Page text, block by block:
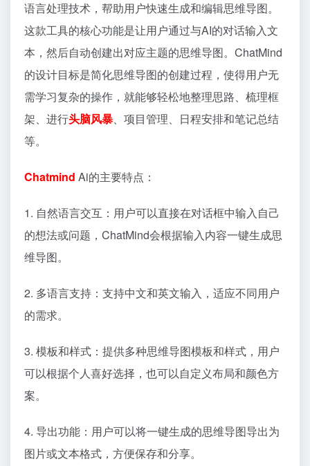
语言处理技术，帮助用户快速生成和编辑思维导图。
这款工具的核心功能是让用户通过与AI的对话输入文
本，然后自动创建出对应主题的思维导图。ChatMind
的设计目标是简化思维导图的创建过程，使得用户无
需学习复杂的操作，就能够轻松地整理思路、梳理框
架、进行头脑风暴、项目管理、日程安排和笔记总结
等。
Chatmind Ai的主要特点：
1. 自然语言交互：用户可以直接在对话框中输入自己
的想法或问题，ChatMind会根据输入内容一键生成思
维导图。
2. 多语言支持：支持中文和英文输入，适应不同用户
的需求。
3. 模板和样式：提供多种思维导图模板和样式，用户
可以根据个人喜好选择，也可以自定义布局和颜色方
案。
4. 导出功能：用户可以将一键生成的思维导图导出为
图片或文本格式，方便保存和分享。